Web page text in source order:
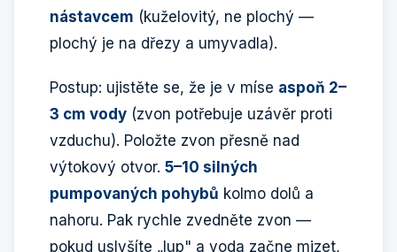
nástavcem (kuželovitý, ne plochý —
plochý je na dřezy a umyvadla).
Postup: ujistěte se, že je v míse aspoň 2–
3 cm vody (zvon potřebuje uzávěr proti
vzduchu). Položte zvon přesně nad
výtokový otvor. 5–10 silných
pumpovaných pohybů kolmo dolů a
nahoru. Pak rychle zvedněte zvon —
pokud uslyšíte „lup" a voda začne mizet,